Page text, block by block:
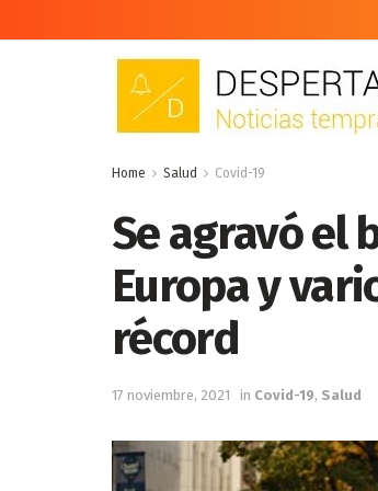
Home Salud Covid-19
Se agravó el
Europa y
récord
17 noviembre, 2021 in Covid-19, Salud